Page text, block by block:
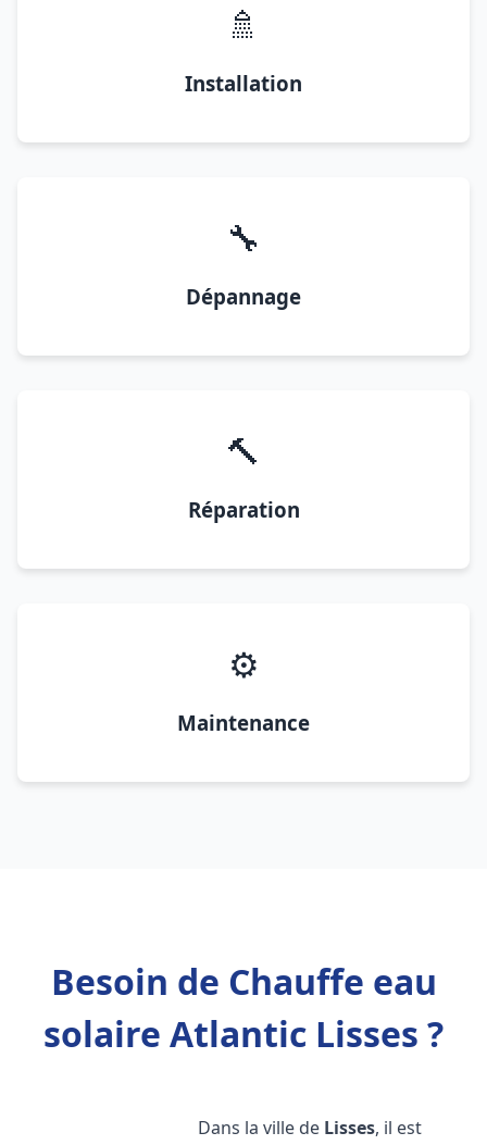
🚿
Installation
🔧
Dépannage
🔨
Réparation
⚙️
Maintenance
Besoin de Chauffe eau
solaire Atlantic Lisses ?
Dans la ville de Lisses, il est